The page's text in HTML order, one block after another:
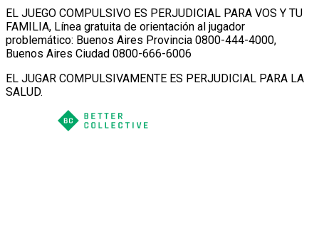
EL JUEGO COMPULSIVO ES PERJUDICIAL PARA VOS Y TU
FAMILIA, Línea gratuita de orientación al jugador
problemático: Buenos Aires Provincia 0800-444-4000,
Buenos Aires Ciudad 0800-666-6006
EL JUGAR COMPULSIVAMENTE ES PERJUDICIAL PARA LA
SALUD.